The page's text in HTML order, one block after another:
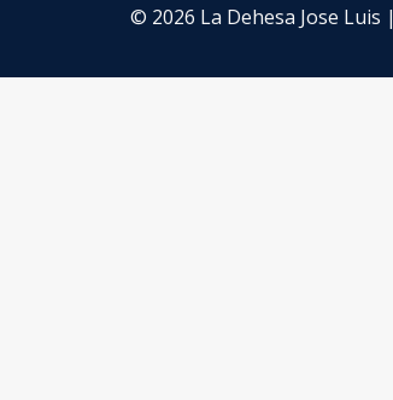
© 2026 La Dehesa Jose Luis |